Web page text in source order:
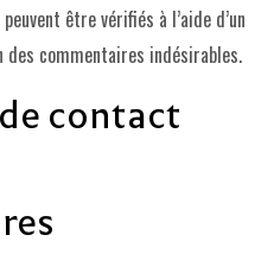
être vérifiés à l’aide d’un
commentaires indésirables.
contact